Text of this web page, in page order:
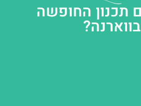
תכנון החופשה
בווארנה?